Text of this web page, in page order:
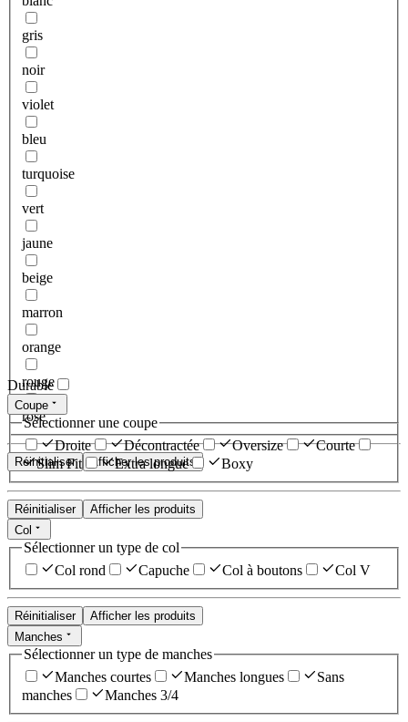
gris
noir
violet
bleu
turquoise
vert
jaune
beige
marron
orange
rouge
rose
Réinitialiser Afficher les produits
Durable
Coupe
Sélectionner une coupe
Droite
Décontractée Oversize
Courte
Slim Fit
Extra longue Boxy
Réinitialiser
Afficher les produits
Col
Sélectionner un type de col
Col rond
Capuche Col à boutons Col V
Réinitialiser
Afficher les produits
Manches
Sélectionner un type de manches
Manches courtes
Manches longues
Sans
manches
Manches 3/4